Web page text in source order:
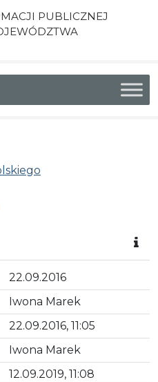
PUBLICZNEJ
22.09.2016
Iwona Marek
22.09.2016, 11:05
Iwona Marek
12.09.2019, 11:08